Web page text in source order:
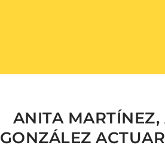
ANITA
GONZÁLEZ